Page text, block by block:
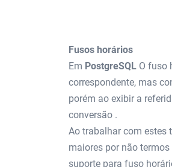
Fusos horários
Em PostgreSQL O fuso
correspondente, mas
porém ao exibir a
conversão .
Ao trabalhar com estes
maiores por não
suporte para fuso